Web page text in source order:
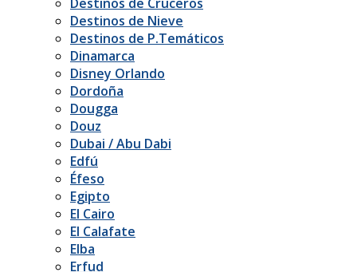
Destinos de Nieve
Destinos de P.Temáticos
Dinamarca
Disney Orlando
Dordoña
Dougga
Douz
Dubai / Abu Dabi
Edfú
Éfeso
Egipto
El Cairo
El Calafate
Elba
Erfud